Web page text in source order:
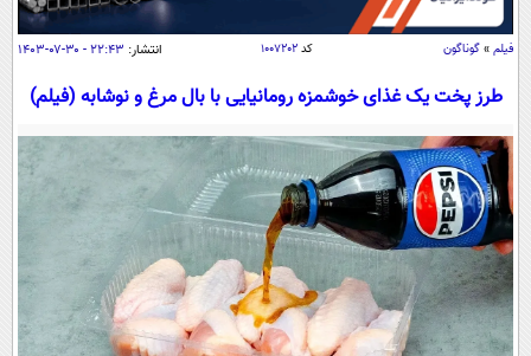
اقتصاد
اقتصادی
جامعه
حوادث
سلامت
یک برش دانایی
محیط زیست
سفر و تفریح
بین الملل
سیاست خارجی
فرهنگ و هنر
علم و دانش
فناوری و It
علمی
قرآن
گوناگون
فیلم » گوناگون کد۱۰۰۷۲۰۲ انتشار: ۲۲:۴۳ - ۳۰-۰۷-۱۴۰۳
طرز پخت یک غذای خوشمزه رومانیایی با بال مرغ و نوشابه (فیلم)